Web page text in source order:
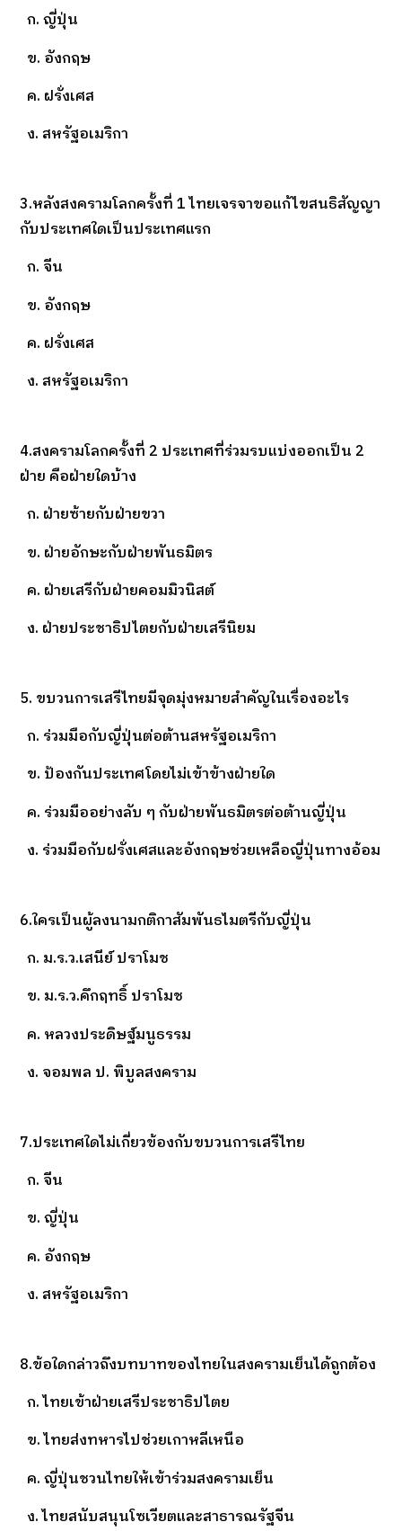
ก. ญี่ปุ่น
ข. อังกฤษ
ค. ฝรั่งเศส
ง. สหรัฐอเมริกา
3.หลังสงครามโลกครั้งที่ 1 ไทยเจรจาขอแก้ไขสนธิสัญญา
กับประเทศใดเป็นประเทศแรก
ก. จีน
ข. อังกฤษ
ค. ฝรั่งเศส
ง. สหรัฐอเมริกา
4.สงครามโลกครั้งที่ 2 ประเทศที่ร่วมรบแบ่งออกเป็น 2
ฝ่าย คือฝ่ายใดบ้าง
ก. ฝ่ายซ้ายกับฝ่ายขวา
ข. ฝ่ายอักษะกับฝ่ายพันธมิตร
ค. ฝ่ายเสรีกับฝ่ายคอมมิวนิสต์
ง. ฝ่ายประชาธิปไตยกับฝ่ายเสรีนิยม
5. ขบวนการเสรีไทยมีจุดมุ่งหมายสำคัญในเรื่องอะไร
ก. ร่วมมือกับญี่ปุ่นต่อต้านสหรัฐอเมริกา
ข. ป้องกันประเทศโดยไม่เข้าข้างฝ่ายใด
ค. ร่วมมืออย่างลับ ๆ กับฝ่ายพันธมิตรต่อต้านญี่ปุ่น
ง. ร่วมมือกับฝรั่งเศสและอังกฤษช่วยเหลือญี่ปุ่นทางอ้อม
6.ใครเป็นผู้ลงนามกติกาสัมพันธไมตรีกับญี่ปุ่น
ก. ม.ร.ว.เสนีย์ ปราโมช
ข. ม.ร.ว.คึกฤทธิ์ ปราโมช
ค. หลวงประดิษฐ์มนูธรรม
ง. จอมพล ป. พิบูลสงคราม
7.ประเทศใดไม่เกี่ยวข้องกับขบวนการเสรีไทย
ก. จีน
ข. ญี่ปุ่น
ค. อังกฤษ
ง. สหรัฐอเมริกา
8.ข้อใดกล่าวถึงบทบาทของไทยในสงครามเย็นได้ถูกต้อง
ก. ไทยเข้าฝ่ายเสรีประชาธิปไตย
ข. ไทยส่งทหารไปช่วยเกาหลีเหนือ
ค. ญี่ปุ่นชวนไทยให้เข้าร่วมสงครามเย็น
ง. ไทยสนับสนุนโซเวียตและสาธารณรัฐจีน